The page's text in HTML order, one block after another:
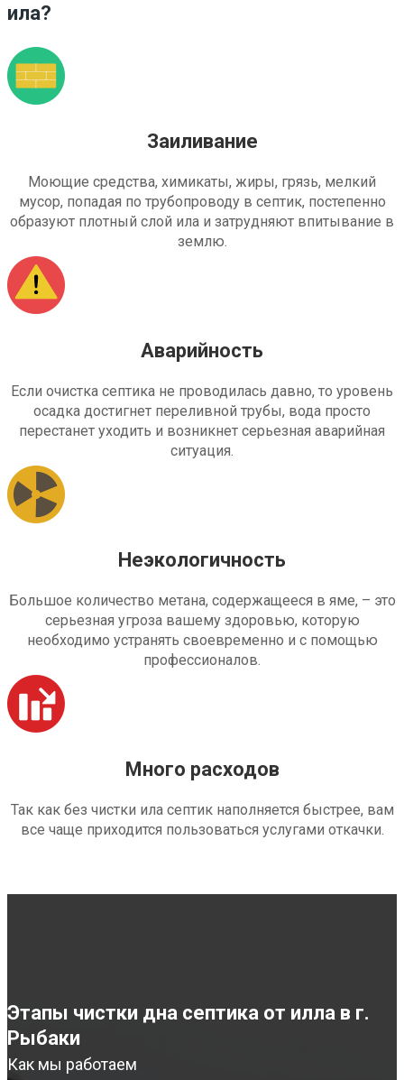
ила?
Заиливание
Моющие средства, химикаты, жиры, грязь, мелкий
мусор, попадая по трубопроводу в септик, постепенно
образуют плотный слой ила и затрудняют впитывание в
землю.
Аварийность
Если очистка септика не проводилась давно, то уровень
осадка достигнет переливной трубы, вода просто
перестанет уходить и возникнет серьезная аварийная
ситуация.
Неэкологичность
Большое количество метана, содержащееся в яме, – это
серьезная угроза вашему здоровью, которую
необходимо устранять своевременно и с помощью
профессионалов.
Много расходов
Так как без чистки ила септик наполняется быстрее, вам
все чаще приходится пользоваться услугами откачки.
Этапы чистки дна септика от илла в г.
Рыбаки
Как мы работаем